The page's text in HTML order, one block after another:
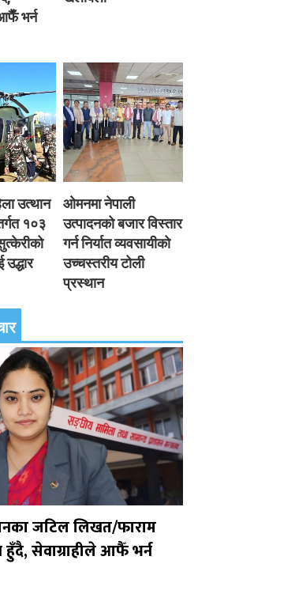
भर्न
उत्थान
१०३
ओमनमा नेपाली
उत्पादनको बजार विस्तार
गर्न निर्यात व्यवसायीको
उच्चस्तरीय टोली
प्रस्थान
जटिल लिखत/फाराम
सेवाग्राहीले आफैँ भर्न